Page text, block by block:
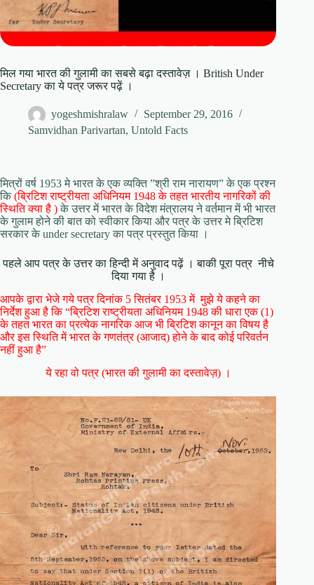
मिल गया भारत की गुलामी का सबसे बढ़ा दस्तावेज़ । British Under
Secretary का ये पत्र जरूर पढ़ें ।
yogeshmishralaw
September 29, 2016
Samvidhan Parivartan, Untold Facts
मित्रों वर्ष 1953 मे भारत के एक व्यक्ति ”श्री राम नारायण” के एक प्रश्न
कि (ब्रिटिश राष्ट्रीयता अधिनियम 1948 के तहत भारतीय नागरिकों की
स्थिति क्या है )के उत्तर में भारत के विदेश मंत्रालय ने वर्तमान में भी भारत
के गुलाम होने की बात को स्वीकार किया और पत्र के उत्तर मे ब्रिटिश
सरकार के under secretary का पत्र प्रस्तुत किया ।
पहले आप पत्र के उत्तर का हिन्दी में अनुवाद पढ़ें । बाकी पूरा पत्र नीचे
दिया गया है ।
आपके द्वारा भेजे गये पत्र दिनांक 5 सितंबर 1953 में मुझे ये कहने का
निर्देश हुआ है कि “ब्रिटिश राष्ट्रीयता अधिनियम 1948 की धारा एक (1)
के तहत भारत का प्रत्येक नागरिक आज भी ब्रिटिश कानून का विषय है
और इस स्थिति में भारत के गणतंत्र (आजाद) होने के बाद कोई परिवर्तन
नहीं हुआ है”
ये रहा वो पत्र (भारत की गुलामी का दस्तावेज़) ।